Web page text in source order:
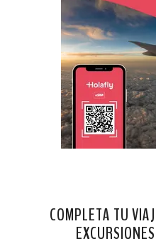
COMPLETA TU